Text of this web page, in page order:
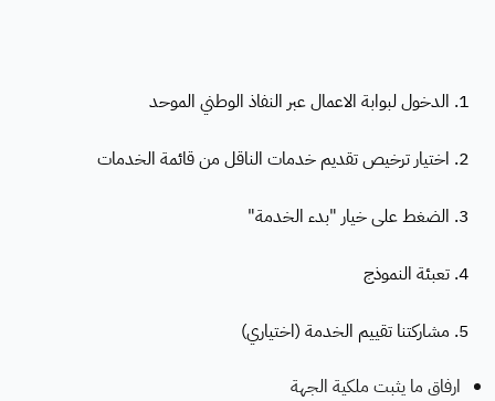
1. الدخول لبوابة الاعمال عبر النفاذ الوطني الموحد
2. اختيار ترخيص تقديم خدمات الناقل من قائمة الخدمات
3. الضغط على خيار "بدء الخدمة"
4. تعبئة النموذج
5. مشاركتنا تقييم الخدمة (اختياري)
ارفاق ما يثبت ملكية الجهة